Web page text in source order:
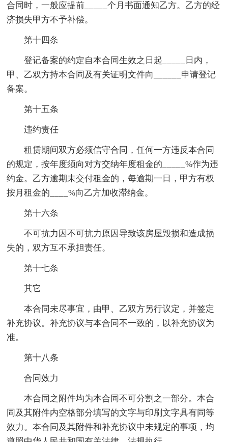
合同时，一般应提前_____个月书面通知乙方。乙方的经
济损失甲方不予补偿。
第十四条
登记备案的约定自本合同生效之日起_____日内，
甲、乙双方持本合同及有关证明文件向______申请登记
备案。
第十五条
违约责任
租赁期间双方必须信守合同，任何一方违反本合同
的规定，按年度须向对方交纳年度租金的_____%作为违
约金。乙方逾期未交付租金的，每逾期一日，甲方有权
按月租金的____%向乙方加收滞纳金。
第十六条
不可抗力因不可抗力原因导致该房屋毁损和造成损
失的，双方互不承担责任。
第十七条
其它
本合同未尽事宜，由甲、乙双方另行议定，并签定
补充协议。补充协议与本合同不一致的，以补充协议为
准。
第十八条
合同效力
本合同之附件均为本合同不可分割之一部分。本合
同及其附件内空格部分填写的文字与印刷文字具有同等
效力。本合同及其附件和补充协议中未规定的事项，均